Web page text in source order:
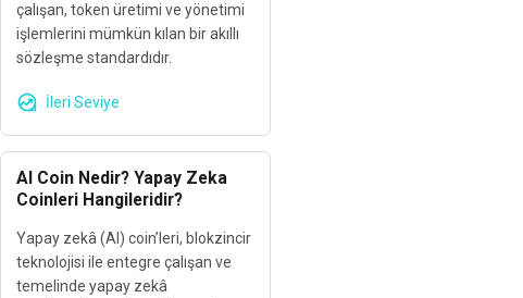
çalışan, token üretimi ve yönetimi
işlemlerini mümkün kılan bir akıllı
sözleşme standardıdır.
İleri Seviye
AI Coin Nedir? Yapay Zeka
Coinleri Hangileridir?
Yapay zekâ (AI) coin’leri, blokzincir
teknolojisi ile entegre çalışan ve
temelinde yapay zekâ